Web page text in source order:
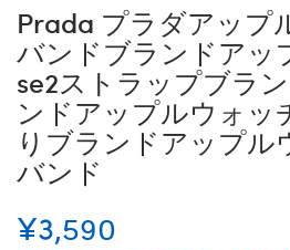
Prada プラダアップ
バンドブランドアッ
se2ストラップブラ
ンドアップルウォッ
りブランドアップ
バンド
¥3,590